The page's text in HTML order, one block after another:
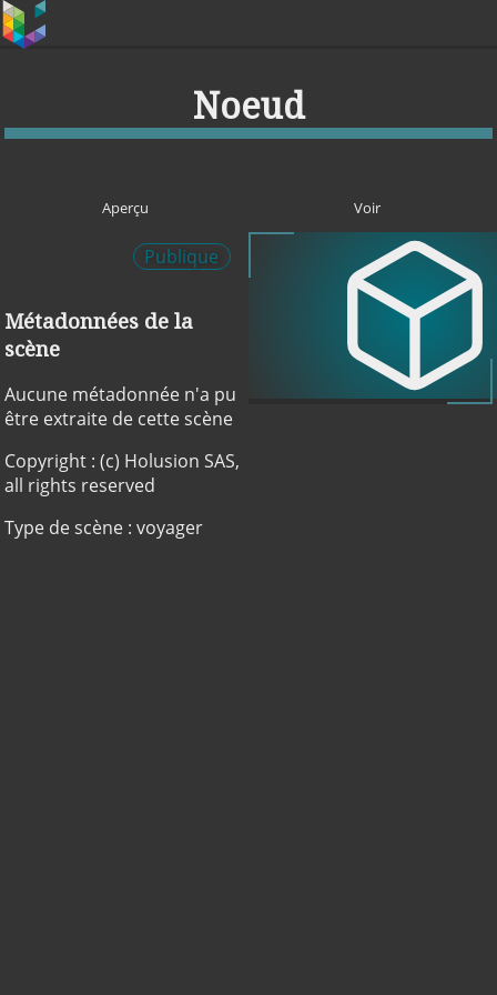
Noeud
Aperçu Voir
Publique
Métadonnées de la
scène
Aucune métadonnée n'a pu
être extraite de cette scène
Copyright : (c) Holusion SAS,
all rights reserved
Type de scène : voyager